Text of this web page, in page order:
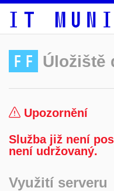
FF Úložiště
Upozornění
Služba již není
není udržovaný.
Využití serveru